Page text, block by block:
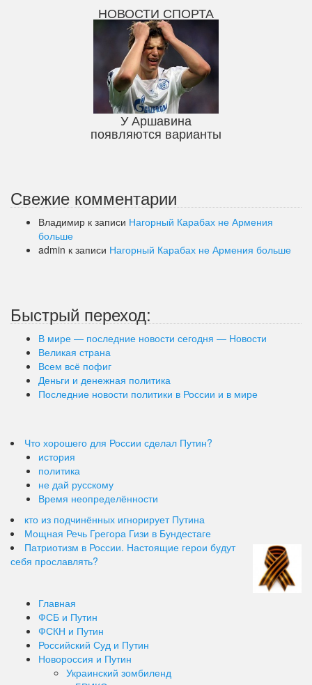
НОВОСТИ СПОРТА
У Аршавина
появляются варианты
Свежие комментарии
Владимир к записи Нагорный Карабах не Армения
больше
admin к записи Нагорный Карабах не Армения больше
Быстрый переход:
В мире — последние новости сегодня — Новости
Великая страна
Всем всё пофиг
Деньги и денежная политика
Последние новости политики в России и в мире
Что хорошего для России сделал Путин?
история
политика
не дай русскому
Время неопределённости
кто из подчинённых игнорирует Путина
Мощная Речь Грегора Гизи в Бундестаге
Патриотизм в России. Настоящие герои будут
себя прославлять?
Главная
ФСБ и Путин
ФСКН и Путин
Российский Суд и Путин
Новороссия и Путин
Украинский зомбиленд